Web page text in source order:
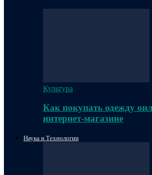
Культура
Как покупать одежду
интернет-магазине
Наука и Технологии